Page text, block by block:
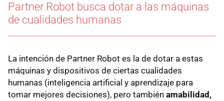
Partner Robot busca dotar a las máquinas
de cualidades humanas
La intención de Partner Robot es la de dotar a estas
máquinas y dispositivos de ciertas cualidades
humanas (inteligencia artificial y aprendizaje para
tomar mejores decisiones), pero también amabilidad,